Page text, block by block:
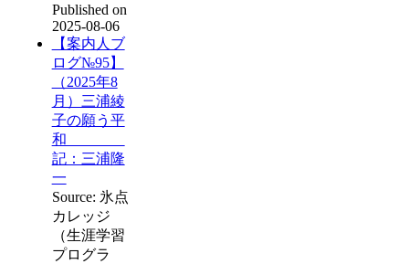
Published on
2025-08-06
【案内人ブ
ログ№95】
（2025年8
月）三浦綾
子の願う平
和
記：三浦隆
一
Source: 氷点
カレッジ
（生涯学習
プログラ